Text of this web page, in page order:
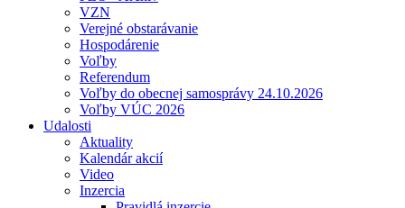
VZN
Verejné obstarávanie
Hospodárenie
Voľby
Referendum
Voľby do obecnej samosprávy 24.10.2026
Voľby VÚC 2026
Udalosti
Aktuality
Kalendár akcií
Video
Inzercia